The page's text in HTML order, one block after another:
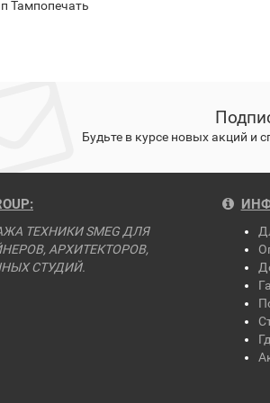
Тампопечать
Будьте в курсе новых акций и
ТЕХНИКИ SMEG ДЛЯ
АРХИТЕКТОРОВ,
СТУДИЙ.